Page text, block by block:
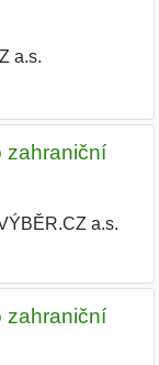
a.s.
zahraniční
a.s.
zahraniční